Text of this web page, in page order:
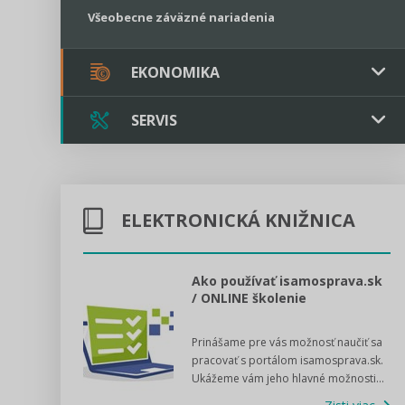
Všeobecne záväzné nariadenia
EKONOMIKA
Verejné obstarávanie
Majetok
Rozpočet
Sociálne podniky
Štátna pomoc
SERVIS
Kontakt
Tlačová agentúra
VIDEO produkcia
ELEKTRONICKÁ KNIŽNICA
Ako používať isamosprava.sk
/ ONLINE školenie
Prinášame pre vás možnosť naučiť sa
pracovať s portálom isamosprava.sk.
Ukážeme vám jeho hlavné možnosti...